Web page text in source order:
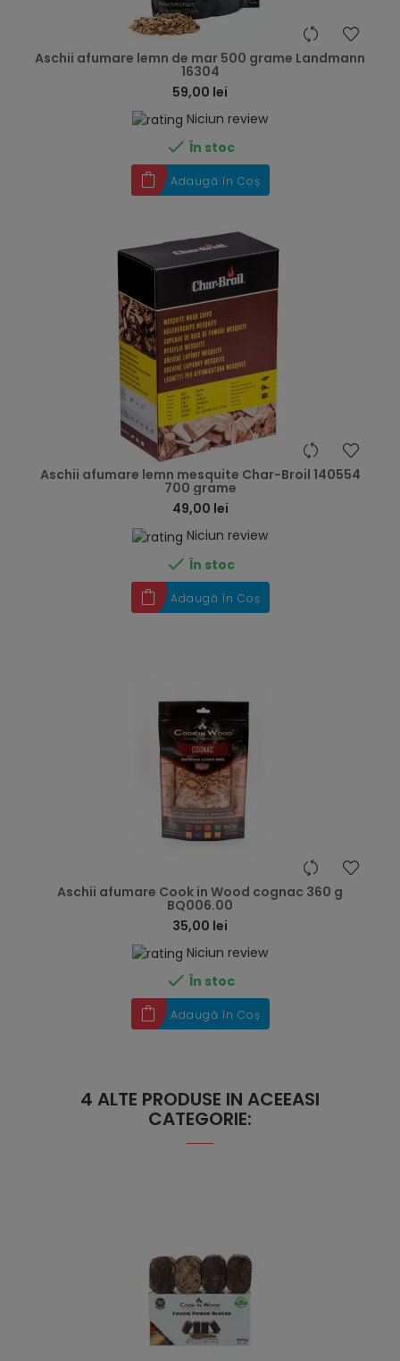
Aschii afumare lemn de mar 500 grame Landmann
16304
59,00 lei
Niciun review
 În stoc
Adaugă în Coș
Aschii afumare lemn mesquite Char-Broil 140554
700 grame
49,00 lei
Niciun review
 În stoc
Adaugă în Coș
Aschii afumare Cook in Wood cognac 360 g
BQ006.00
35,00 lei
Niciun review
 În stoc
Adaugă în Coș
4 ALTE PRODUSE IN ACEEASI
CATEGORIE: